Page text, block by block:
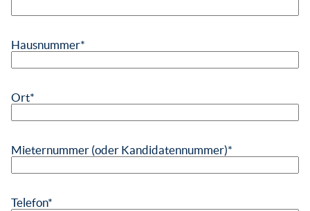
Hausnummer*
Ort*
Mieternummer (oder Kandidatennummer)*
Telefon*